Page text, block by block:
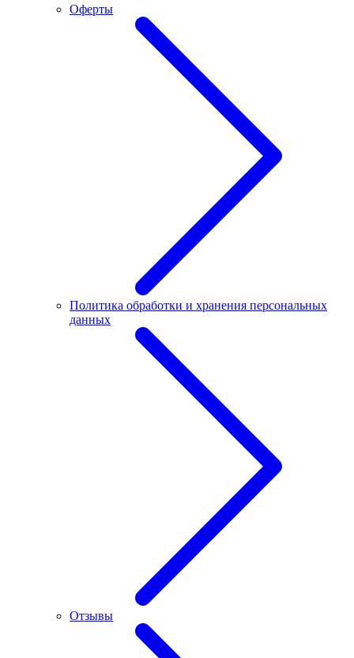
Оферты
Политика обработки и хранения персональных
данных
Отзывы